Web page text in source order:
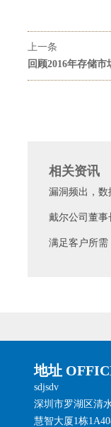
上一条
回顾2016年存储
相关资讯
漏洞频出，数
戴尔公司董
满足客户所需
地址
sdjsdv
深圳市罗湖区清
慧智大厦1栋